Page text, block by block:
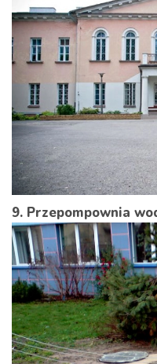
9. Przepompownia